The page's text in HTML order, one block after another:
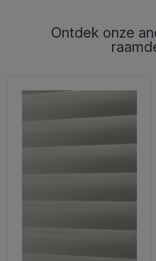
Ontdek onze